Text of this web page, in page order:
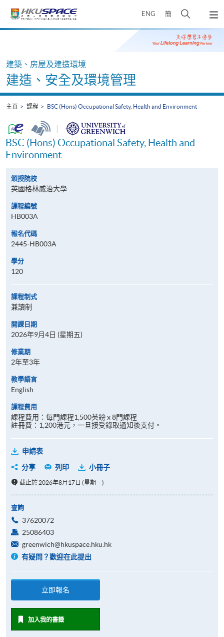
ENG 簡
開
搜
尋
彈
出
主
Main
建築、房屋及建造環境
建造、安全及環境管理
主頁 課程 BSC (Hons) Occupational Safety, Health and Environment
|
BSC (Hons) Occupational Safety, Health and
Environment
頒授院校
英國格林威治大學
課程編號
HB003A
報名代碼
2445-HB003A
學分
120
課程制式
兼讀制
開課日期
2026年9月4日 (星期五)
修業期
2年至3年
教學語言
English
課程費用
課程費用：每門課程1,500英鎊 x 8門課程
註冊費：1,200港元，一旦接受錄取通知後支付。
申請表
分享
列印 小冊子
截止於 2026年8月17日 (星期一)
查詢
37620072
25086403
greenwich@hkuspace.hku.hk
有疑問？歡迎在此提出
立即報名
加入我的書籤